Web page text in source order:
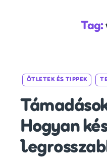
Tag:
ÖTLETEK ÉS TIPPEK
Hogyan